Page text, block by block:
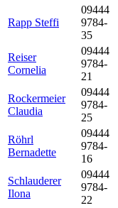
Rapp Steffi
09444
9784-
35
Reiser
Cornelia
09444
9784-
21
Rockermeier
Claudia
09444
9784-
25
Röhrl
Bernadette
09444
9784-
16
Schlauderer
Ilona
09444
9784-
22